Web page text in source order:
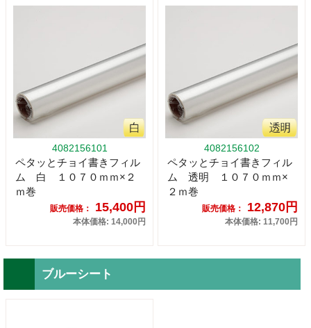
4082156101
ペタッとチョイ書きフィル
ム 白 １０７０ｍｍ×２
ｍ巻
販売価格： 15,400円
本体価格: 14,000円
4082156102
ペタッとチョイ書きフィル
ム 透明 １０７０ｍｍ×
２ｍ巻
販売価格： 12,870円
本体価格: 11,700円
ブルーシート